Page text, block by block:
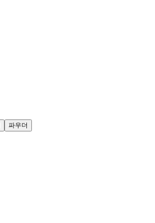
파우더